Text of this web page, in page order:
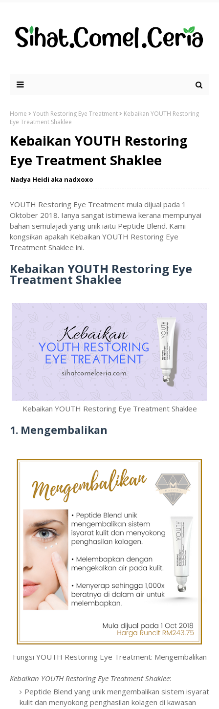
Home Youth Restoring Eye Treatment
Kebaikan YOUTH Restoring
Eye Treatment Shaklee
Kebaikan YOUTH Restoring
Eye Treatment Shaklee
Nadya Heidi aka nadxoxo
YOUTH Restoring Eye Treatment mula dijual pada 1
Oktober 2018. Ianya sangat istimewa kerana mempunyai
bahan semulajadi yang unik iaitu Peptide Blend. Kami
kongsikan apakah Kebaikan YOUTH Restoring Eye
Treatment Shaklee ini.
Kebaikan YOUTH Restoring Eye
Treatment Shaklee
Kebaikan YOUTH Restoring Eye Treatment Shaklee
1. Mengembalikan
Fungsi YOUTH Restoring Eye Treatment: Mengembalikan
Kebaikan YOUTH Restoring Eye Treatment Shaklee:
Peptide Blend yang unik mengembalikan sistem isyarat
kulit dan menyokong penghasilan kolagen di kawasan